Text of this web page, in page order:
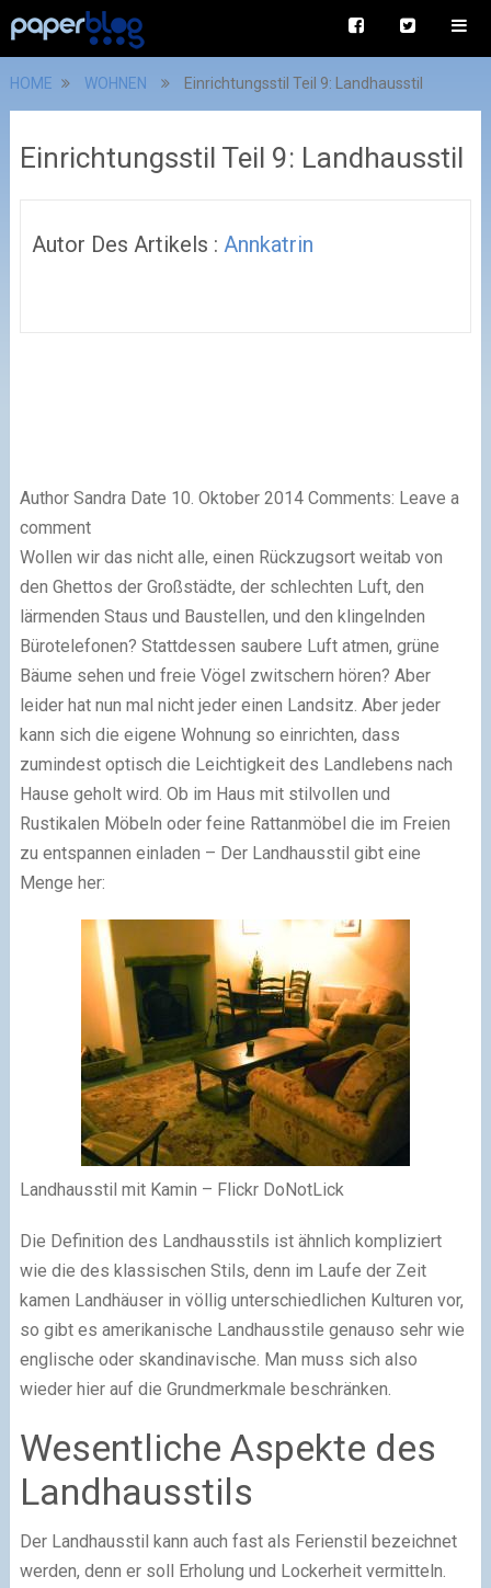
HOME WOHNEN Einrichtungsstil Teil 9: Landhausstil
Einrichtungsstil Teil 9: Landhausstil
Autor Des Artikels : Annkatrin
Author Sandra Date 10. Oktober 2014 Comments: Leave a
comment
Wollen wir das nicht alle, einen Rückzugsort weitab von
den Ghettos der Großstädte, der schlechten Luft, den
lärmenden Staus und Baustellen, und den klingelnden
Bürotelefonen? Stattdessen saubere Luft atmen, grüne
Bäume sehen und freie Vögel zwitschern hören? Aber
leider hat nun mal nicht jeder einen Landsitz. Aber jeder
kann sich die eigene Wohnung so einrichten, dass
zumindest optisch die Leichtigkeit des Landlebens nach
Hause geholt wird. Ob im Haus mit stilvollen und
Rustikalen Möbeln oder feine Rattanmöbel die im Freien
zu entspannen einladen – Der Landhausstil gibt eine
Menge her:
Landhausstil mit Kamin – Flickr DoNotLick
Die Definition des Landhausstils ist ähnlich kompliziert
wie die des klassischen Stils, denn im Laufe der Zeit
kamen Landhäuser in völlig unterschiedlichen Kulturen vor,
so gibt es amerikanische Landhausstile genauso sehr wie
englische oder skandinavische. Man muss sich also
wieder hier auf die Grundmerkmale beschränken.
Wesentliche Aspekte des
Landhausstils
Der Landhausstil kann auch fast als Ferienstil bezeichnet
werden, denn er soll Erholung und Lockerheit vermitteln.